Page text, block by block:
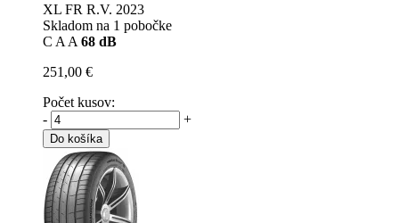
XL FR R.V. 2023
Skladom na 1 pobočke
C A A 68 dB
251,00 €
Počet kusov:
-
+
Do košíka